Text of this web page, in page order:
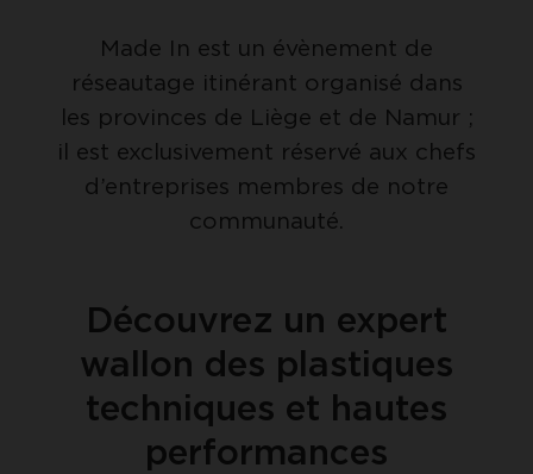
Made In est un évènement de
réseautage itinérant organisé dans
les provinces de Liège et de Namur ;
il est exclusivement réservé aux chefs
d’entreprises membres de notre
communauté.
Découvrez un expert
wallon des plastiques
techniques et hautes
performances